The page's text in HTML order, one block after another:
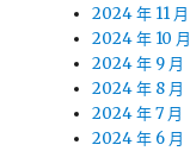
2024 年 11 月
2024 年 10 月
2024 年 9 月
2024 年 8 月
2024 年 7 月
2024 年 6 月